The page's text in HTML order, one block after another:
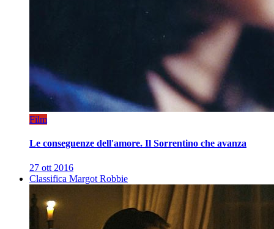
Film
Le conseguenze dell'amore. Il Sorrentino che avanza
27 ott 2016
Classifica Margot Robbie